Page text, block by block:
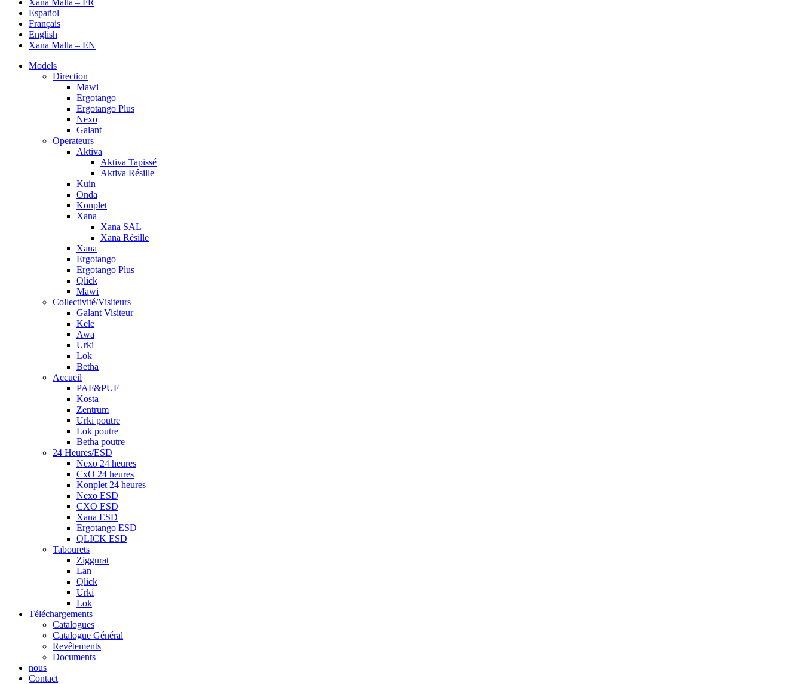
Xana Malla – FR
Español
Français
English
Xana Malla – EN
Models
Direction
Mawi
Ergotango
Ergotango Plus
Nexo
Galant
Operateurs
Aktiva
Aktiva Tapissé
Aktiva Résille
Kuin
Onda
Konplet
Xana
Xana SAL
Xana Résille
Xana
Ergotango
Ergotango Plus
Qlick
Mawi
Collectivité/Visiteurs
Galant Visiteur
Kele
Awa
Urki
Lok
Betha
Accueil
PAF&PUF
Kosta
Zentrum
Urki poutre
Lok poutre
Betha poutre
24 Heures/ESD
Nexo 24 heures
CxO 24 heures
Konplet 24 heures
Nexo ESD
CXO ESD
Xana ESD
Ergotango ESD
QLICK ESD
Tabourets
Ziggurat
Lan
Qlick
Urki
Lok
Téléchargements
Catalogues
Catalogue Général
Revêtements
Documents
nous
Contact